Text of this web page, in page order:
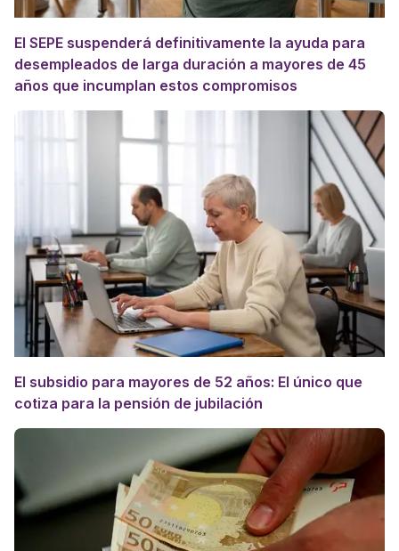
El SEPE suspenderá definitivamente la ayuda para
desempleados de larga duración a mayores de 45
años que incumplan estos compromisos
El subsidio para mayores de 52 años: El único que
cotiza para la pensión de jubilación